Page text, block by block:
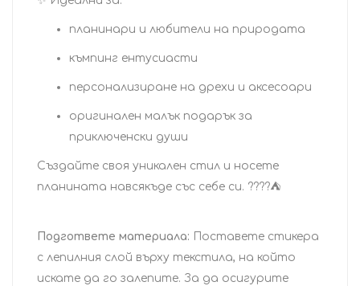
планинари и любители на природата
къмпинг ентусиасти
персонализиране на дрехи и аксесоари
оригинален малък подарък за
приключенски души
Създайте своя уникален стил и носете
планината навсякъде със себе си. ????️⛺
Подгответе материала: Поставете стикера
с лепилния слой върху текстила, на който
искате да го залепите. За да осигурите